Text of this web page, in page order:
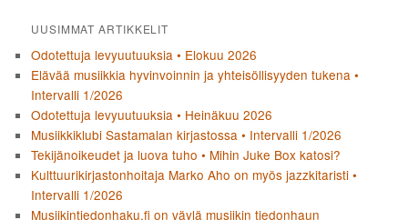
UUSIMMAT ARTIKKELIT
Odotettuja levyuutuuksia • Elokuu 2026
Elävää musiikkia hyvinvoinnin ja yhteisöllisyyden tukena •
Intervalli 1/2026
Odotettuja levyuutuuksia • Heinäkuu 2026
Musiikkiklubi Sastamalan kirjastossa • Intervalli 1/2026
Tekijänoikeudet ja luova tuho • Mihin Juke Box katosi?
Kulttuurikirjastonhoitaja Marko Aho on myös jazzkitaristi •
Intervalli 1/2026
Musiikintiedonhaku.fi on väylä musiikin tiedonhaun